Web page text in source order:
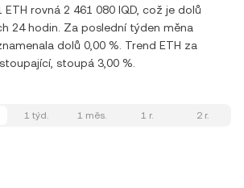
rovná 2 461 080 IQD, což je dolů
24 hodin. Za poslední týden měna
dolů 0,00 %. Trend ETH za
stoupá 3,00 %.
1 týd. 1 měs. 1 r. 2 r.